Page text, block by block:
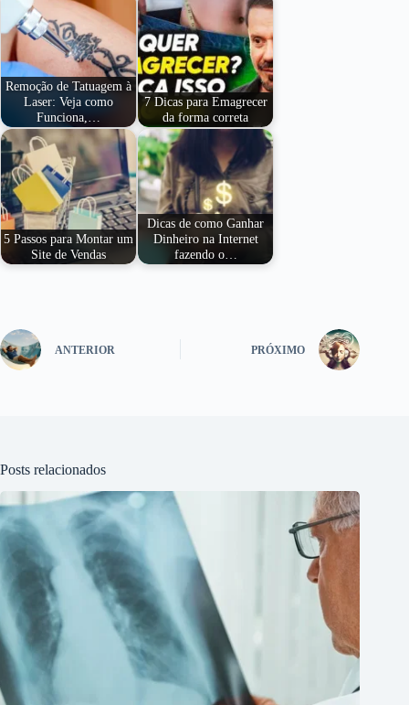
Remoção de Tatuagem à
Laser: Veja como
Funciona,…
7 Dicas para Emagrecer
da forma correta
5 Passos para Montar um
Site de Vendas
Dicas de como Ganhar
Dinheiro na Internet
fazendo o…
ANTERIOR PRÓXIMO
Posts relacionados